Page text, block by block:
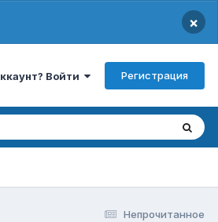
×
Войти Регистрация
Непрочитанное